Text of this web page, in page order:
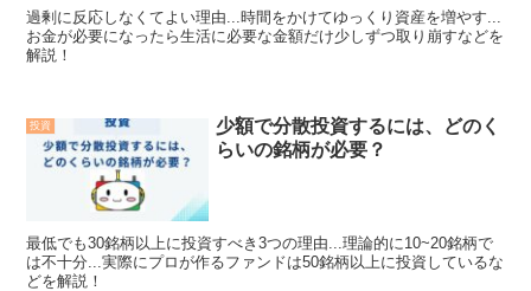
過剰に反応しなくてよい理由...時間をかけてゆっくり資産を増やす...
お金が必要になったら生活に必要な金額だけ少しずつ取り崩すなどを
解説！
投資
少額で分散投資するには、どのく
らいの銘柄が必要？
最低でも30銘柄以上に投資すべき3つの理由...理論的に10~20銘柄で
は不十分...実際にプロが作るファンドは50銘柄以上に投資しているな
どを解説！